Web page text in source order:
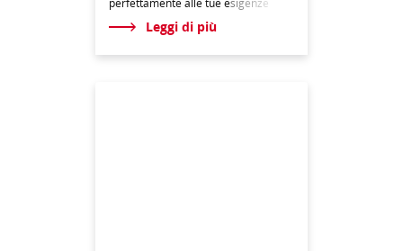
perfettamente alle tue esigenze
Leggi di più